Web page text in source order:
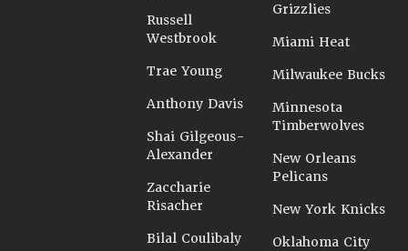
Russell
Westbrook
Trae Young
Anthony Davis
Shai Gilgeous-
Alexander
Zaccharie
Risacher
Bilal Coulibaly
Grizzlies
Miami Heat
Milwaukee Bucks
Minnesota
Timberwolves
New Orleans
Pelicans
New York Knicks
Oklahoma City